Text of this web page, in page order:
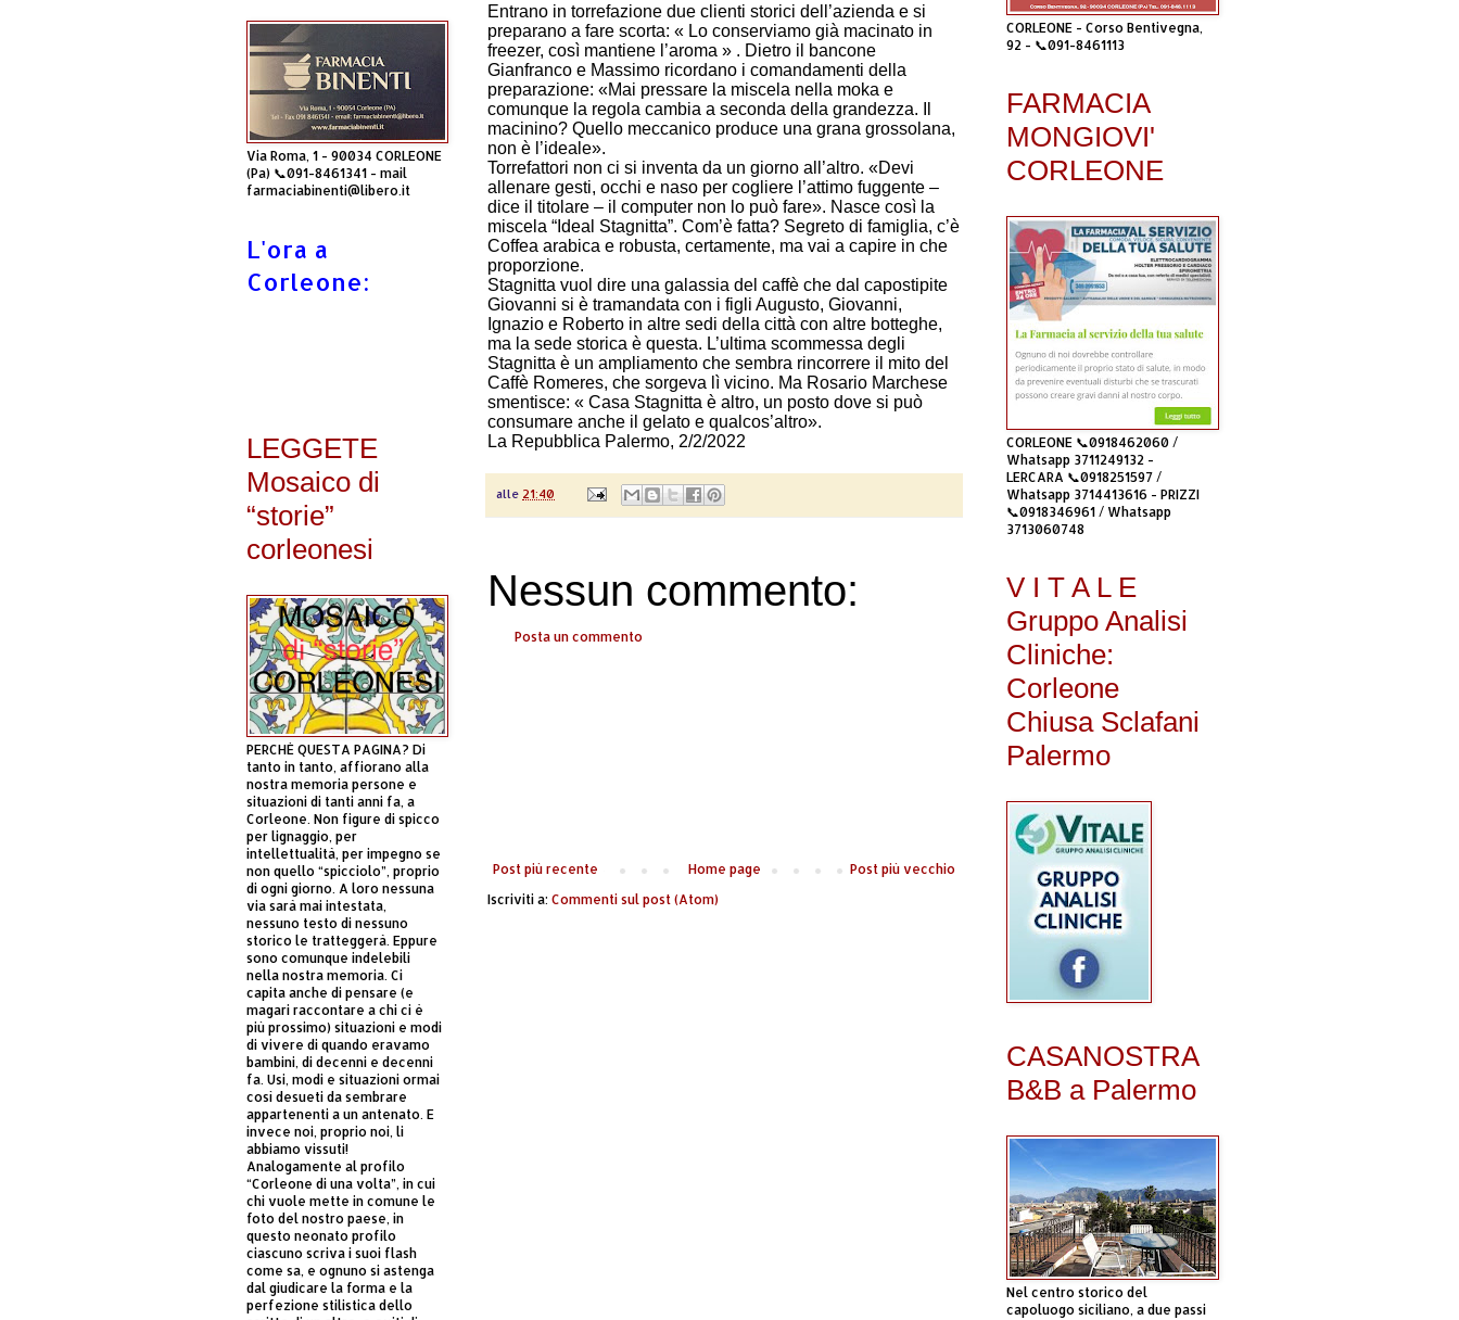
Entrano in torrefazione due clienti storici dell’azienda e si
preparano a fare scorta: « Lo conserviamo già macinato in
freezer, così mantiene l’aroma » . Dietro il bancone
Gianfranco e Massimo ricordano i comandamenti della
preparazione: «Mai pressare la miscela nella moka e
comunque la regola cambia a seconda della grandezza. Il
macinino? Quello meccanico produce una grana grossolana,
non è l’ideale».
Torrefattori non ci si inventa da un giorno all’altro. «Devi
allenare gesti, occhi e naso per cogliere l’attimo fuggente –
dice il titolare – il computer non lo può fare». Nasce così la
miscela “Ideal Stagnitta”. Com’è fatta? Segreto di famiglia, c’è
Coffea arabica e robusta, certamente, ma vai a capire in che
proporzione.
Stagnitta vuol dire una galassia del caffè che dal capostipite
Giovanni si è tramandata con i figli Augusto, Giovanni,
Ignazio e Roberto in altre sedi della città con altre botteghe,
ma la sede storica è questa. L’ultima scommessa degli
Stagnitta è un ampliamento che sembra rincorrere il mito del
Caffè Romeres, che sorgeva lì vicino. Ma Rosario Marchese
smentisce: « Casa Stagnitta è altro, un posto dove si può
consumare anche il gelato e qualcos’altro».
La Repubblica Palermo, 2/2/2022
alle 21:40
Nessun commento:
Posta un commento
Post più recente Post più vecchio
Home page
Iscriviti a: Commenti sul post (Atom)
Via Roma, 1 - 90034 CORLEONE
(Pa) 📞091-8461341 - mail
farmaciabinenti@libero.it
L'ora a
Corleone:
LEGGETE
Mosaico di
“storie”
corleonesi
PERCHÈ QUESTA PAGINA? Di
tanto in tanto, affiorano alla
nostra memoria persone e
situazioni di tanti anni fa, a
Corleone. Non figure di spicco
per lignaggio, per
intellettualità, per impegno se
non quello “spicciolo”, proprio
di ogni giorno. A loro nessuna
via sarà mai intestata,
nessuno testo di nessuno
storico le tratteggerà. Eppure
sono comunque indelebili
nella nostra memoria. Ci
capita anche di pensare (e
magari raccontare a chi ci è
più prossimo) situazioni e modi
di vivere di quando eravamo
bambini, di decenni e decenni
fa. Usi, modi e situazioni ormai
così desueti da sembrare
appartenenti a un antenato. E
invece noi, proprio noi, li
abbiamo vissuti!
Analogamente al profilo
“Corleone di una volta”, in cui
chi vuole mette in comune le
foto del nostro paese, in
questo neonato profilo
ciascuno scriva i suoi flash
come sa, e ognuno si astenga
dal giudicare la forma e la
perfezione stilistica dello
CORLEONE - Corso Bentivegna,
92 - 📞091-8461113
FARMACIA
MONGIOVI'
CORLEONE
CORLEONE 📞0918462060 /
Whatsapp 3711249132 -
LERCARA 📞0918251597 /
Whatsapp 3714413616 - PRIZZI
📞0918346961 / Whatsapp
3713060748
V I T A L E
Gruppo Analisi
Cliniche:
Corleone
Chiusa Sclafani
Palermo
CASANOSTRA
B&B a Palermo
Nel centro storico del
capoluogo siciliano, a due passi